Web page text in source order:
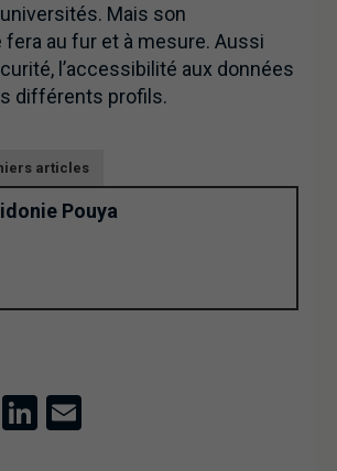
Mais son
au fur et à mesure. Aussi
l’accessibilité aux données
différents profils.
articles
Pouya
WhatsApp
LinkedIn